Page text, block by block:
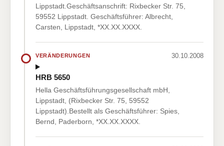
Lippstadt.Geschäftsanschrift: Rixbecker Str. 75,
59552 Lippstadt. Geschäftsführer: Albrecht,
Carsten, Lippstadt, *XX.XX.XXXX.
VERÄNDERUNGEN 30.10.2008
HRB 5650
Hella Geschäftsführungsgesellschaft mbH,
Lippstadt, (Rixbecker Str. 75, 59552
Lippstadt).Bestellt als Geschäftsführer: Spies,
Bernd, Paderborn, *XX.XX.XXXX.